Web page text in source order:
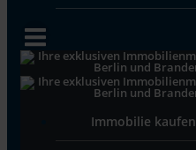
Immobilie kaufen